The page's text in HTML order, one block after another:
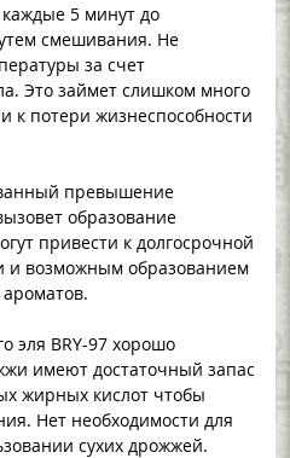
5 минут до
смешивания. Не
за счет
Это займет слишком много
к потери жизнеспособности
превышение
образование
привести к долгосрочной
и возможным образованием
эля BRY-97 хорошо
имеют достаточный запас
жирных кислот чтобы
Нет необходимости для
сухих дрожжей.